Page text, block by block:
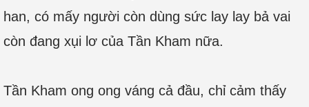
han, có mấy người còn dùng sức lay lay bả vai
còn đang xụi lơ của Tần Kham nữa.
Tần Kham ong ong váng cả đầu, chỉ cảm thấy